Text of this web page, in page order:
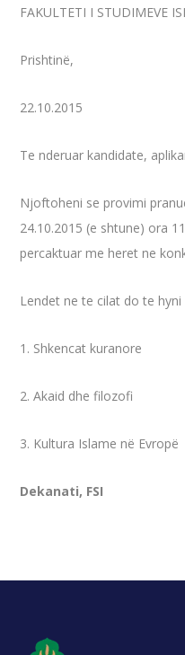
FAKULTETI I STUDIMEVE
Prishtinë,
22.10.2015
Te nderuar kandidate,
Njoftoheni se provimi
24.10.2015 (e shtune) ora
percaktuar me heret ne
Lendet ne te cilat do te
1. Shkencat kuranore
2. Akaid dhe filozofi
3. Kultura Islame në Evropë
Dekanati, FSI